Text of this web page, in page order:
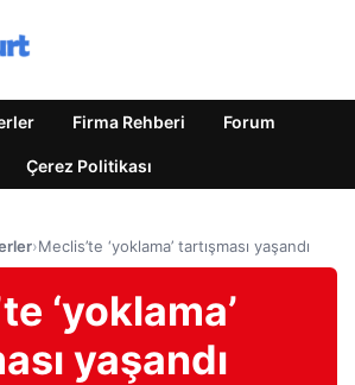
Firma Rehberi Forum
Çerez Politikası
›Meclis’te ‘yoklama’ tartışması yaşandı
‘yoklama’
yaşandı